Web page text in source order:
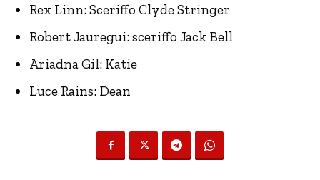
Rex Linn: Sceriffo Clyde Stringer
Robert Jauregui: sceriffo Jack Bell
Ariadna Gil: Katie
Luce Rains: Dean